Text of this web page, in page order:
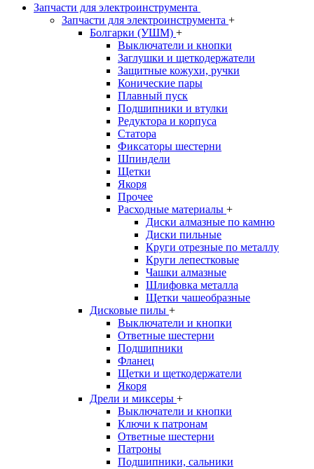
Запчасти для электроинструмента
Запчасти для электроинструмента +
Болгарки (УШМ) +
Выключатели и кнопки
Заглушки и щеткодержатели
Защитные кожухи, ручки
Конические пары
Плавный пуск
Подшипники и втулки
Редуктора и корпуса
Статора
Фиксаторы шестерни
Шпиндели
Щетки
Якоря
Прочее
Расходные материалы +
Диски алмазные по камню
Диски пильные
Круги отрезные по металлу
Круги лепестковые
Чашки алмазные
Шлифовка металла
Щетки чашеобразные
Дисковые пилы +
Выключатели и кнопки
Ответные шестерни
Подшипники
Фланец
Щетки и щеткодержатели
Якоря
Дрели и миксеры +
Выключатели и кнопки
Ключи к патронам
Ответные шестерни
Патроны
Подшипники, сальники